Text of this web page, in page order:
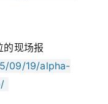
的现场报
09/19/alpha-